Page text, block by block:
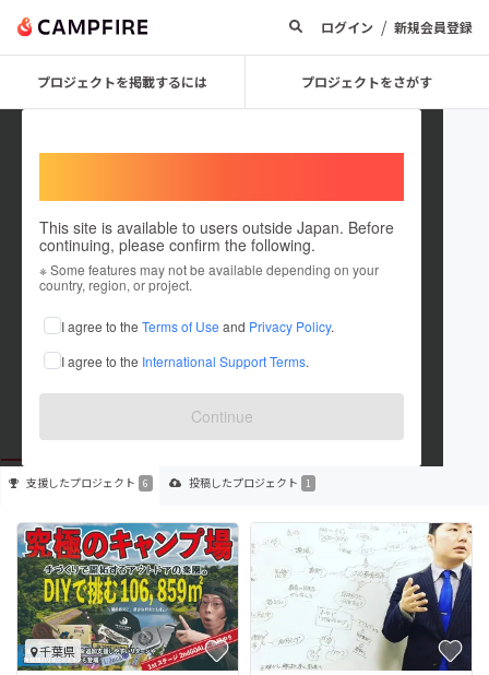
ログイン / 新規会員登録
プロジェクトを掲載するには プロジェクトをさがす
This site is available to users outside Japan. Before
continuing, please confirm the following.
※ Some features may not be available depending on your
country, region, or project.
I agree to the Terms of Use and Privacy Policy.
I agree to the International Support Terms.
Continue
subsixty360
これまでに6回支援して1件のプロジェクトを投稿しています
在住国：日本 現在地：未設定
出身国：日本 出身地：未設定
支援したプロジェクト 6 投稿したプロジェクト 1
千葉県